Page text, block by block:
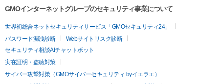
GMOインターネットグループのセキュリティ事業について
世界初総合ネットセキュリティサービス「GMOセキュリティ24」
パスワード漏洩診断
Webサイトリスク診断
セキュリティ相談AIチャットボット
実在証明・盗聴対策
サイバー攻撃対策（GMOサイバーセキュリティ byイエラエ）